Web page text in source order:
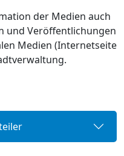
der Medien auch
und Veröffentlichungen
Medien (Internetseite